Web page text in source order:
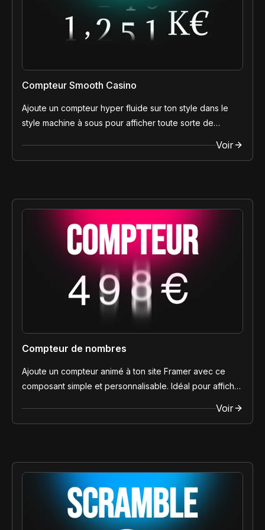
Compteur Smooth Casino
Ajoute un compteur hyper fluide sur ton style dans le
style machine à sous pour afficher toute sorte de
Voir
Compteur de nombres
Ajoute un compteur animé à ton site Framer avec ce
composant simple et personnalisable. Idéal pour afficher
Voir